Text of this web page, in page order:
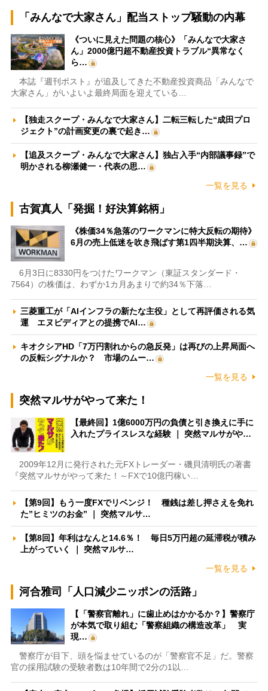
「みんなで大家さん」配当ストップ騒動の内幕
《ついに見えた問題の核心》「みんなで大家さ
ん」2000億円超不動産投資トラブル“異常なく
ら…
本誌『週刊ポスト』が追及してきた不動産投資商品「みんなで
大家さん」がいよいよ最終局面を迎えている…
【独走スクープ・みんなで大家さん】二転三転した“成田プロ
ジェクト”の計画変更の裏で起き…
【追及スクープ・みんなで大家さん】独占入手“内部議事録”で
明かされる柳瀬健一・代表の思…
一覧を見る
古賀真人「発掘！好決算銘柄」
《株価34％急落のワークマンに特大反転の期待》
6月の売上低迷を吹き飛ばす第1四半期決算、…
6月3日に8330円をつけたワークマン（東証スタンダード・
7564）の株価は、わずか1カ月あまりで約34％下落…
三菱重工が「AIインフラの新たな主役」として再評価される気
運 エヌビディアとの提携でAI…
キオクシアHD「7万円割れからの急反発」は再びの上昇局面へ
の反転シグナルか？ 市場のムー…
一覧を見る
突然マルサがやって来た！
【最終回】1億6000万円の負債と引き換えに手に
入れたプライスレスな経験 ｜ 突然マルサがや…
2009年12月に発行された元FXトレーダー・磯貝清明氏の著書
『突然マルサがやって来た！～FXで10億円稼い…
【第9回】もう一度FXでリベンジ！ 種銭は差し押さえを免れ
た”ヒミツのお金” ｜ 突然マルサ…
【第8回】年利はなんと14.6％！ 毎日5万円超の延滞税が積み
上がっていく ｜ 突然マルサ…
一覧を見る
河合雅司「人口減少ニッポンの活路」
【「警察官離れ」に歯止めはかかるか？】警察庁
が本気で取り組む「警察組織の構造改革」 実
現…
警察庁が目下、頭を悩ませているのが「警察官不足」だ。警察
官の採用試験の受験者数は10年間で2分の1以…